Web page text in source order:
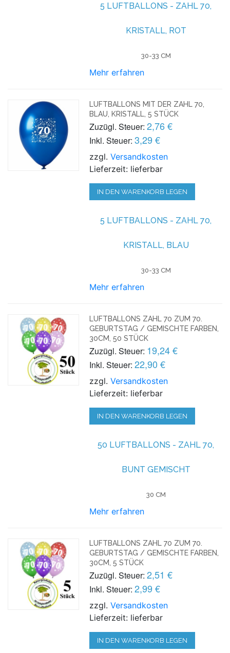
5 LUFTBALLONS - ZAHL 70,
KRISTALL, ROT
30-33 CM
Mehr erfahren
LUFTBALLONS MIT DER ZAHL 70,
BLAU, KRISTALL, 5 STÜCK
Zuzügl. Steuer: 2,76 €
Inkl. Steuer: 3,29 €
zzgl.Versandkosten
Lieferzeit: lieferbar
IN DEN WARENKORB LEGEN
5 LUFTBALLONS - ZAHL 70,
KRISTALL, BLAU
30-33 CM
Mehr erfahren
LUFTBALLONS ZAHL 70 ZUM 70.
GEBURTSTAG / GEMISCHTE FARBEN,
30CM, 50 STÜCK
Zuzügl. Steuer: 19,24 €
Inkl. Steuer: 22,90 €
zzgl.Versandkosten
Lieferzeit: lieferbar
IN DEN WARENKORB LEGEN
50 LUFTBALLONS - ZAHL 70,
BUNT GEMISCHT
30 CM
Mehr erfahren
LUFTBALLONS ZAHL 70 ZUM 70.
GEBURTSTAG / GEMISCHTE FARBEN,
30CM, 5 STÜCK
Zuzügl. Steuer: 2,51 €
Inkl. Steuer: 2,99 €
zzgl.Versandkosten
Lieferzeit: lieferbar
IN DEN WARENKORB LEGEN